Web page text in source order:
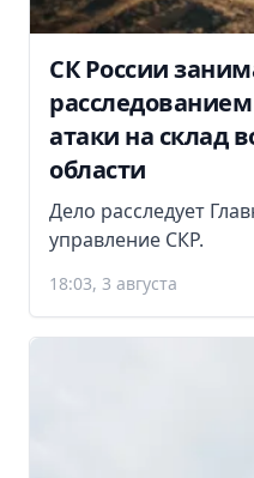
СК России
атаки на склад
области
Дело расследует
управление СКР.
18:03, 3 августа